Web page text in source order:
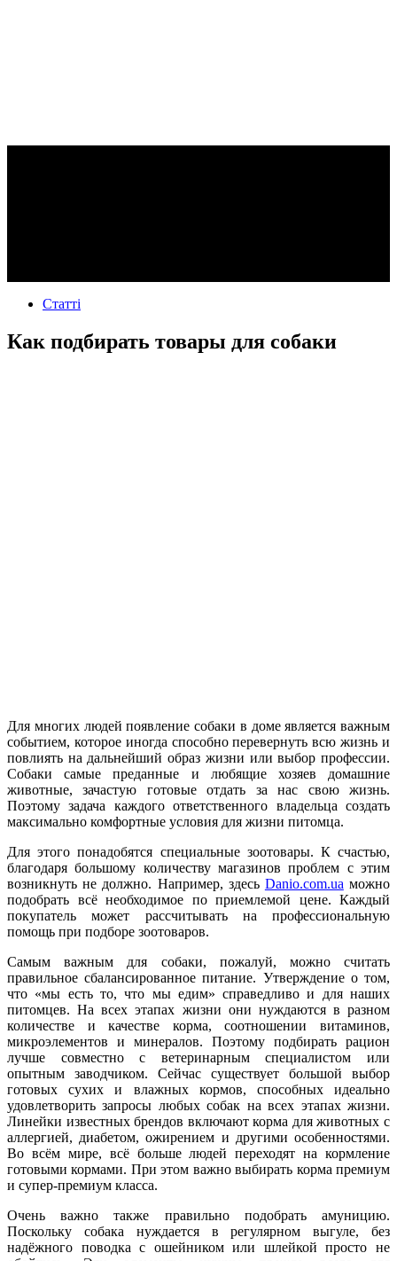
Статті
Как подбирать товары для собаки
Для многих людей появление собаки в доме является важным
событием, которое иногда способно перевернуть всю жизнь и
повлиять на дальнейший образ жизни или выбор профессии.
Собаки самые преданные и любящие хозяев домашние
животные, зачастую готовые отдать за нас свою жизнь.
Поэтому задача каждого ответственного владельца создать
максимально комфортные условия для жизни питомца.
Для этого понадобятся специальные зоотовары. К счастью,
благодаря большому количеству магазинов проблем с этим
возникнуть не должно. Например, здесь Danio.com.ua можно
подобрать всё необходимое по приемлемой цене. Каждый
покупатель может рассчитывать на профессиональную
помощь при подборе зоотоваров.
Самым важным для собаки, пожалуй, можно считать
правильное сбалансированное питание. Утверждение о том,
что «мы есть то, что мы едим» справедливо и для наших
питомцев. На всех этапах жизни они нуждаются в разном
количестве и качестве корма, соотношении витаминов,
микроэлементов и минералов. Поэтому подбирать рацион
лучше совместно с ветеринарным специалистом или
опытным заводчиком. Сейчас существует большой выбор
готовых сухих и влажных кормов, способных идеально
удовлетворить запросы любых собак на всех этапах жизни.
Линейки известных брендов включают корма для животных с
аллергией, диабетом, ожирением и другими особенностями.
Во всём мире, всё больше людей переходят на кормление
готовыми кормами. При этом важно выбирать корма премиум
и супер-премиум класса.
Очень важно также правильно подобрать амуницию.
Поскольку собака нуждается в регулярном выгуле, без
надёжного поводка с ошейником или шлейкой просто не